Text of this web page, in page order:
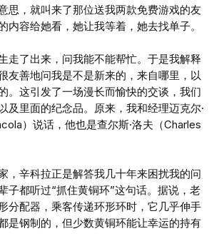
思，就叫来了那位送我两款免费游戏的友
内容给她看，她让我等着，她去找单子。
走了出来，问我能不能帮忙。于是我解释
友善地问我是不是新来的，来自哪里，以
。这引发了一场漫长而愉快的交谈，我们
及里面的纪念品。原来，我和经理迈克尔·
）说话，他也是查尔斯·洛夫（Charles
，辛科拉正是解答我几十年来困扰我的问
子都听过“抓住黄铜环”这句话。据说，老
分配器，乘客传递环形环时，它几乎伸手
是钢制的，但少数黄铜环能让幸运的持有